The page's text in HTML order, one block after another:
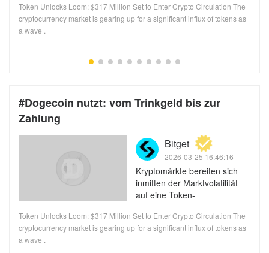
317 Millionen US-Dollar vor
Token Unlocks Loom: $317 Million Set to Enter Crypto Circulation The
cryptocurrency market is gearing up for a significant influx of tokens as
a wave .
#Dogecoin nutzt: vom Trinkgeld bis zur
Zahlung
Bitget
2026-03-25 16:46:16
Kryptomärkte bereiten sich
inmitten der Marktvolatilität
auf eine Token-
317 Millionen US-Dollar vor
Token Unlocks Loom: $317 Million Set to Enter Crypto Circulation The
cryptocurrency market is gearing up for a significant influx of tokens as
a wave .